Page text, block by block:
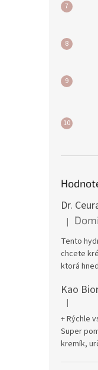
|
Tento
chcete
ktorá
|
+ Rýchle
Super
kremík,